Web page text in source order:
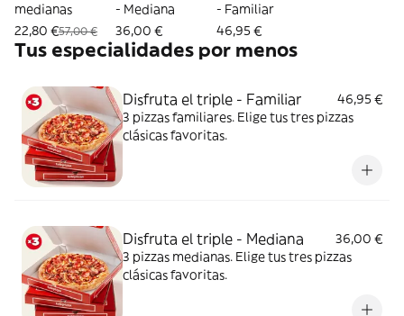
medianas
22,80 €57,00 €
- Mediana
36,00 €
- Familiar
46,95 €
Tus especialidades por menos
Disfruta el triple - Familiar
46,95 €
3 pizzas familiares. Elige tus tres pizzas
clásicas favoritas.
Disfruta el triple - Mediana
36,00 €
3 pizzas medianas. Elige tus tres pizzas
clásicas favoritas.